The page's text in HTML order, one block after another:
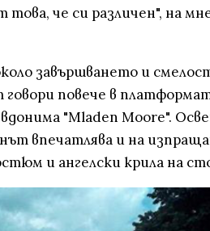
това, че си различен", на
завършването и
повече в
"Mladen Moore".
впечатлява и на
и ангелски крила на